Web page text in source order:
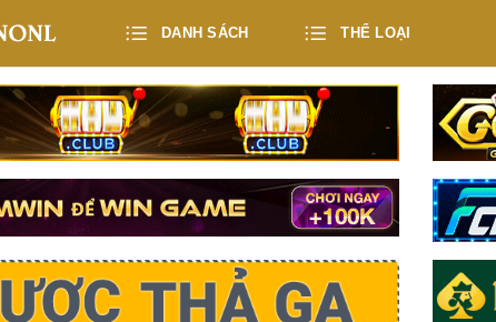
DANH SÁCH THỂ LOẠI